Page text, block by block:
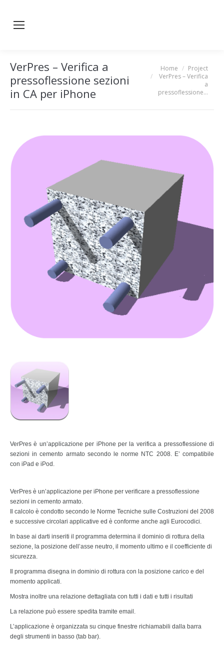
VerPres – Verifica a
pressoflessione sezioni
in CA per iPhone
You are here:
Home
Project
VerPres – Verifica
a
pressoflessione…
VerPres è un’applicazione per iPhone per la verifica a pressoflessione di
sezioni in cemento armato secondo le norme NTC 2008. E’ compatibile
con iPad e iPod.
VerPres è un’applicazione per iPhone per verificare a pressoflessione
sezioni in cemento armato.
Il calcolo è condotto secondo le Norme Tecniche sulle Costruzioni del 2008
e successive circolari applicative ed è conforme anche agli Eurocodici.
In base ai darti inseriti il programma determina il dominio di rottura della
sezione, la posizione dell’asse neutro, il momento ultimo e il coefficiente di
sicurezza.
Il programma disegna in dominio di rottura con la posizione carico e del
momento applicati.
Mostra inoltre una relazione dettagliata con tutti i dati e tutti i risultati
La relazione può essere spedita tramite email.
L’applicazione è organizzata su cinque finestre richiamabili dalla barra
degli strumenti in basso (tab bar).